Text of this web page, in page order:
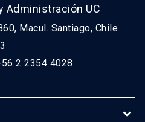
Administración UC
Macul. Santiago, Chile
2 2354 4028